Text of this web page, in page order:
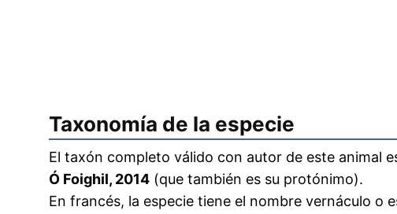
Taxonomía de la especie
El taxón completo válido con autor de este animal
Ó Foighil, 2014 (que también es su protónimo).
En francés, la especie tiene el nombre vernáculo o